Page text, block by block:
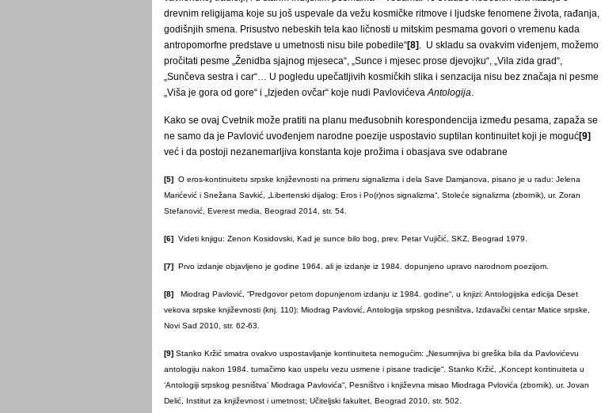
drevnim religijama koje su još uspevale da vežu kosmičke ritmove i ljudske fenomene života, rađanja,
godišnjih smena. Prisustvo nebeskih tela kao ličnosti u mitskim pesmama govori o vremenu kada
antropomorfne predstave u umetnosti nisu bile pobedile“[8] . U skladu sa ovakvim viđenjem, možemo
pročitati pesme „Ženidba sjajnog mjeseca“, „Sunce i mjesec prose djevojku“, „Vila zida grad“,
„Sunčeva sestra i car“… U pogledu upečatljivih kosmičkih slika i senzacija nisu bez značaja ni pesme
„Viša je gora od gore“ i „Izjeden ovčar“ koje nudi PavlovićevaAntologija.
Kako se ovaj Cvetnik može pratiti na planu međusobnih korespondencija između pesama, zapaža se
ne samo da je Pavlović uvođenjem narodne poezije uspostavio suptilan kontinuitet koji je moguć[9]
već i da postoji nezanemarljiva konstanta koje prožima i obasjava sve odabrane
[5] O eros-kontinuitetu srpske književnosti na primeru signalizma i dela Save Damjanova, pisano je u radu: Jelena
Marićević i Snežana Savkić, „Libertenski dijalog: Eros i Po(r)nos signalizma“, Stoleće signalizma (zbornik), ur. Zoran
Stefanović, Everest media, Beograd 2014, str. 54.
[6] Videti knjigu: Zenon Kosidovski, Kad je sunce bilo bog, prev. Petar Vujičić, SKZ, Beograd 1979.
[7] Prvo izdanje objavljeno je godine 1964. ali je izdanje iz 1984. dopunjeno upravo narodnom poezijom.
[8] Miodrag Pavlović, “Predgovor petom dopunjenom izdanju iz 1984. godine“, u knjizi: Antologijska edicija Deset
vekova srpske književnosti (knj. 110): Miodrag Pavlović, Antologija srpskog pesništva, Izdavački centar Matice srpske,
Novi Sad 2010, str. 62-63.
[9] Stanko Kržić smatra ovakvo uspostavljanje kontinuiteta nemogućim: „Nesumnjiva bi greška bila da Pavlovićevu
antologiju nakon 1984. tumačimo kao uspelu vezu usmene i pisane tradicije“. Stanko Kržić, „Koncept kontinuiteta u
‘Antologiji srpskog pesništva’ Miodraga Pavlovića“, Pesništvo i književna misao Miodraga Pvlovića (zbornik), ur. Jovan
Delić, Institut za književnost i umetnost; Učiteljski fakultet, Beograd 2010, str. 502.